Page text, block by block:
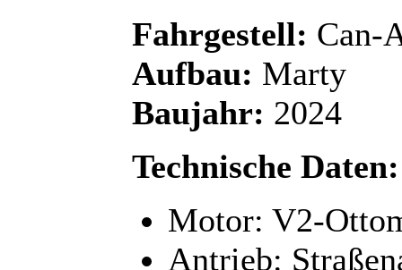
Fahrgestell: Can-
Aufbau: Marty
Baujahr: 2024
Technische Daten:
Motor: V2-
Antrieb: